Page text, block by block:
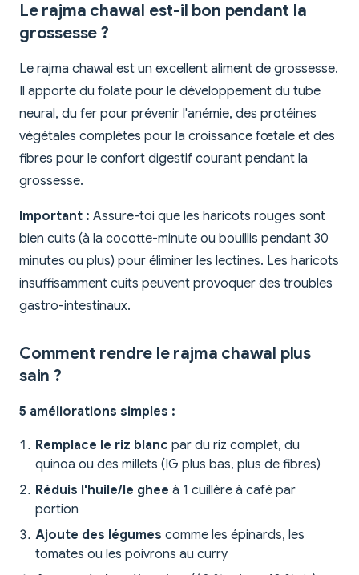
Le rajma chawal est-il bon pendant la
grossesse ?
Le rajma chawal est un excellent aliment de grossesse.
Il apporte du folate pour le développement du tube
neural, du fer pour prévenir l'anémie, des protéines
végétales complètes pour la croissance fœtale et des
fibres pour le confort digestif courant pendant la
grossesse.
Important : Assure-toi que les haricots rouges sont
bien cuits (à la cocotte-minute ou bouillis pendant 30
minutes ou plus) pour éliminer les lectines. Les haricots
insuffisamment cuits peuvent provoquer des troubles
gastro-intestinaux.
Comment rendre le rajma chawal plus
sain ?
5 améliorations simples :
Remplace le riz blanc par du riz complet, du
quinoa ou des millets (IG plus bas, plus de fibres)
Réduis l'huile/le ghee à 1 cuillère à café par
portion
Ajoute des légumes comme les épinards, les
tomates ou les poivrons au curry